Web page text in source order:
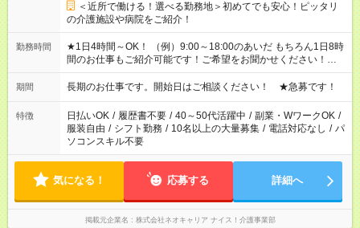
＜近所で働ける！選べる勤務地＞初めてでも安心！ピッタリ
の介護施設や病院をご紹介！
勤務時間
★1日4時間～OK！ （例）9:00～18:00のあいだ もちろん1日8時
間のお仕事もご紹介可能です！ご希望をお聞かせください！★家
庭の都合でお休みが必要な場合も遠慮なくご相談ください。 ※
週最低15時間以上の勤務が必要です
期間 長期のお仕事です。開始日はご相談ください！ ★急募です！
特徴 日払いOK / 履歴書不要 / 40～50代活躍中 / 副業・WワークOK /
服装自由 / シフト勤務 / 10名以上の大量募集 / 電話対応なし / パ
ソコンスキル不要
気になる！ 応募する 詳細へ
掲載元企業名 株式会社ネオキャリア ナイス！介護事業部